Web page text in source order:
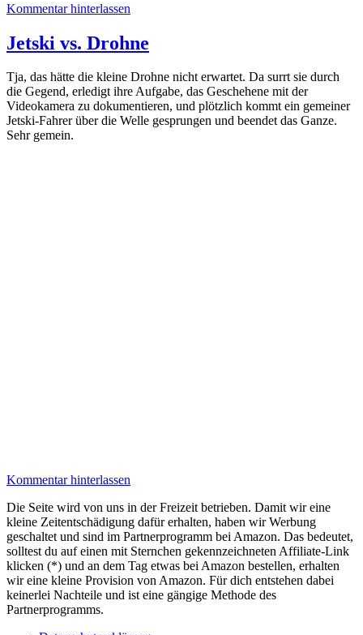
Kommentar hinterlassen
Jetski vs. Drohne
Tja, das hätte die kleine Drohne nicht erwartet. Da surrt sie durch
die Gegend, erledigt ihre Aufgabe, das Geschehene mit der
Videokamera zu dokumentieren, und plötzlich kommt ein gemeiner
Jetski-Fahrer über die Welle gesprungen und beendet das Ganze.
Sehr gemein.
Kommentar hinterlassen
Die Seite wird von uns in der Freizeit betrieben. Damit wir eine
kleine Zeitentschädigung dafür erhalten, haben wir Werbung
geschaltet und sind im Partnerprogramm bei Amazon. Das bedeutet,
solltest du auf einen mit Sternchen gekennzeichneten Affiliate-Link
klicken (*) und an dem Tag etwas bei Amazon bestellen, erhalten
wir eine kleine Provision von Amazon. Für dich entstehen dabei
keinerlei Nachteile und ist eine gängige Methode des
Partnerprogramms.